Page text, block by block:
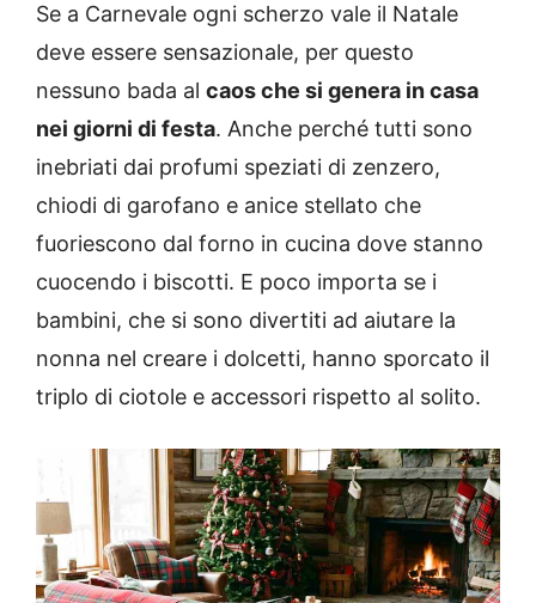
Se a Carnevale ogni scherzo vale il Natale
deve essere sensazionale, per questo
nessuno bada al caos che si genera in casa
nei giorni di festa. Anche perché tutti sono
inebriati dai profumi speziati di zenzero,
chiodi di garofano e anice stellato che
fuoriescono dal forno in cucina dove stanno
cuocendo i biscotti. E poco importa se i
bambini, che si sono divertiti ad aiutare la
nonna nel creare i dolcetti, hanno sporcato il
triplo di ciotole e accessori rispetto al solito.